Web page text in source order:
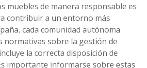
muebles de manera responsable es
contribuir a un entorno más
cada comunidad autónoma
normativas sobre la gestión de
la correcta disposición de
importante informarse sobre estas